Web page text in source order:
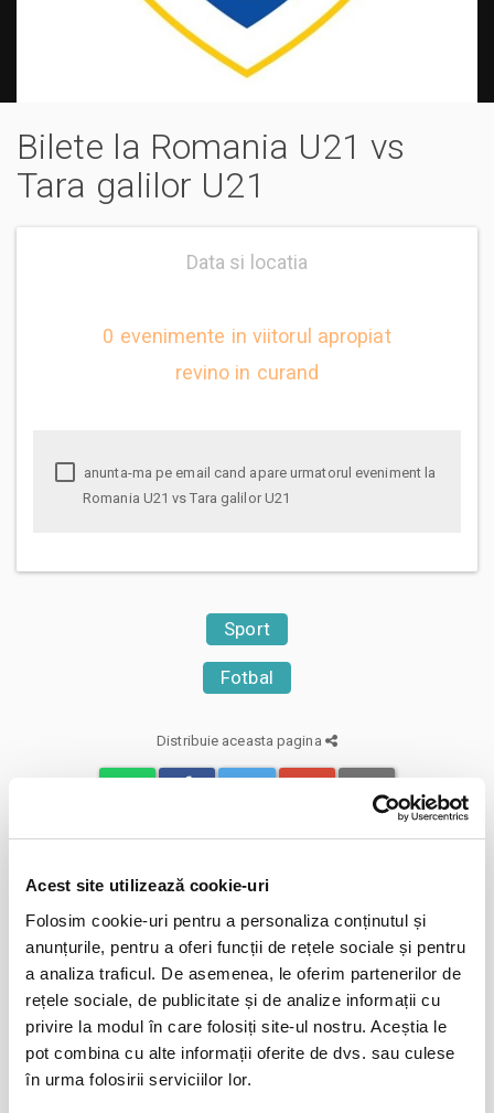
Acest site utilizează cookie-uri
Folosim cookie-uri pentru a personaliza conținutul și
anunțurile, pentru a oferi funcții de rețele sociale și pentru
a analiza traficul. De asemenea, le oferim partenerilor de
rețele sociale, de publicitate și de analize informații cu
privire la modul în care folosiți site-ul nostru. Aceștia le
pot combina cu alte informații oferite de dvs. sau culese
în urma folosirii serviciilor lor.
Bilete la Romania U21 vs
Tara galilor U21
Data si locatia
0 evenimente in viitorul apropiat
revino in curand
Romania U21 vs Tara galilor U21
Sport
Fotbal
Distribuie aceasta pagina
Evenimente similare
Abonamente FC Bihor Oradea
Oradea
BILETE
01
Abonamente Farul Constanta